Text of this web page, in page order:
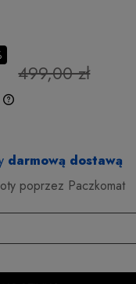
499,00 zł
darmową dostawą
poprzez Paczkomat